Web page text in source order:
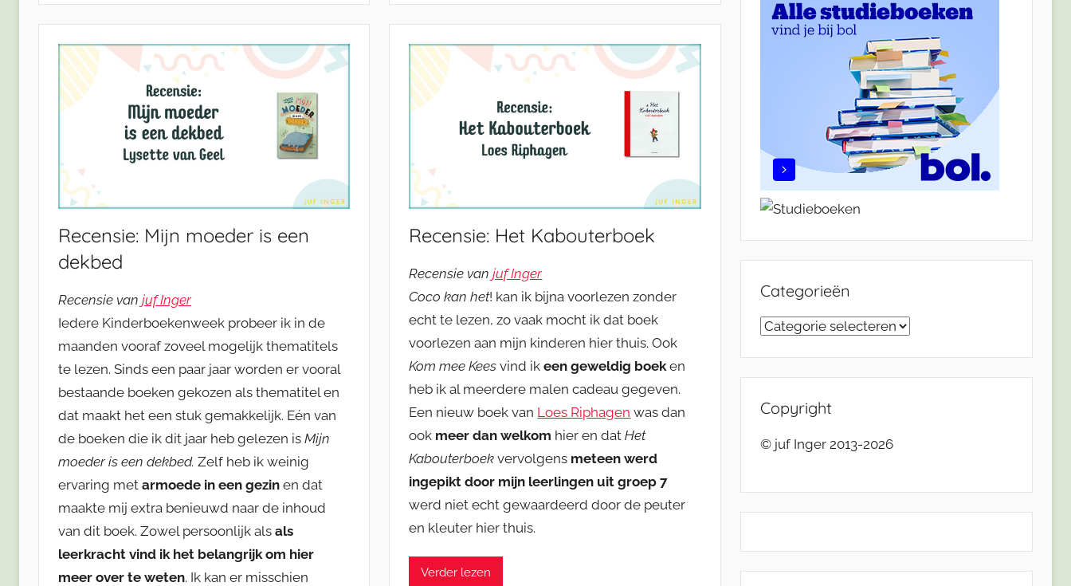
Recensie: Mijn moeder is een
dekbed
Recensie van juf Inger
Iedere Kinderboekenweek probeer ik in de
maanden vooraf zoveel mogelijk thematitels
te lezen. Sinds een paar jaar worden er vooral
bestaande boeken gekozen als thematitel en
dat maakt het een stuk gemakkelijk. Eén van
de boeken die ik dit jaar heb gelezen is Mijn
moeder is een dekbed. Zelf heb ik weinig
ervaring met armoede in een gezin en dat
maakte mij extra benieuwd naar de inhoud
van dit boek. Zowel persoonlijk als als
leerkracht vind ik het belangrijk om hier
meer over te weten. Ik kan er misschien
Recensie: Het Kabouterboek
Recensie vanjuf Inger
Coco kan het! kan ik bijna voorlezen zonder
echt te lezen, zo vaak mocht ik dat boek
voorlezen aan mijn kinderen hier thuis. Ook
Kom mee Kees vind ikeen geweldig boek en
heb ik al meerdere malen cadeau gegeven.
Een nieuw boek van Loes Riphagen was dan
ook meer dan welkom hier en datHet
Kabouterboek vervolgens meteen werd
ingepikt door mijn leerlingen uit groep 7
werd niet echt gewaardeerd door de peuter
en kleuter hier thuis.
Verder lezen
Categorieën
Categorieën
Copyright
© juf Inger 2013-2026